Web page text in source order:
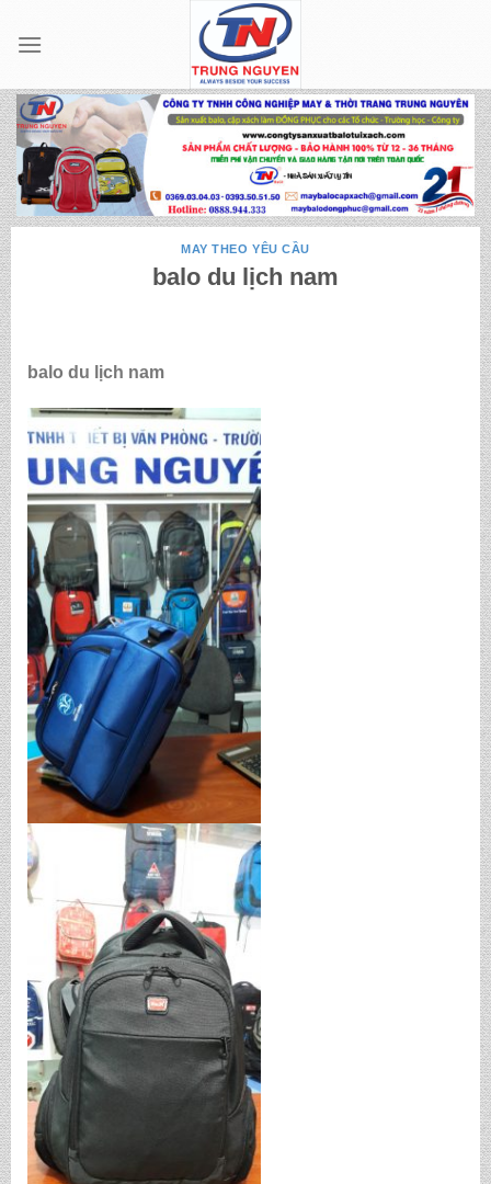
MAY THEO YÊU CẦU
balo du lịch nam
balo du lịch nam